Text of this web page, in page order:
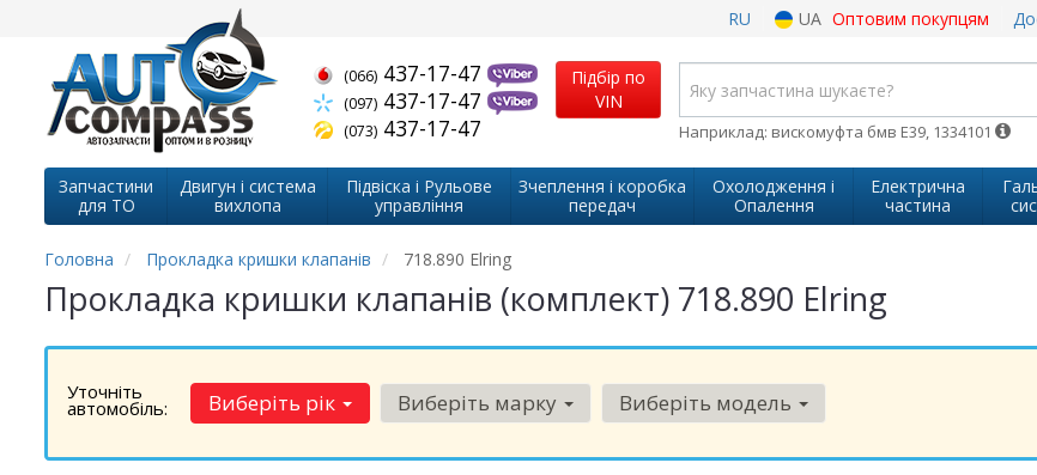
RU UA Оптовим покупцям
(066) 437-17-47
(097) 437-17-47
(073) 437-17-47
Підбір по
VIN
Наприклад: вискомуфта бмв Е39, 1334101
Запчастини
для ТО
Двигун і система
вихлопа
Підвіска і Рульове
управління
Зчеплення і коробка
передач
Охолодження і
Опалення
Електрична
частина
Головна Прокладка кришки клапанів 718.890 Elring
Прокладка кришки клапанів (комплект) 718.890 Elring
Уточніть
автомобіль: Виберіть рік Виберіть марку Виберіть модель